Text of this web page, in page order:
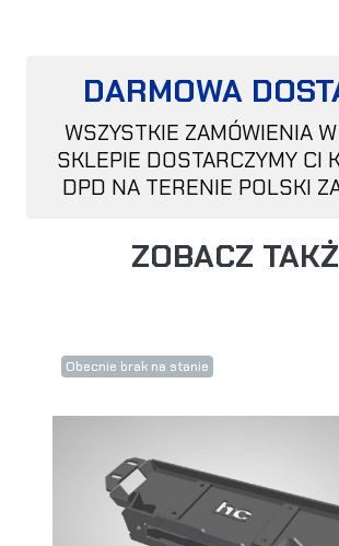
DARMOWA
WSZYSTKIE ZAMÓWIENIA
SKLEPIE DOSTARCZYMY CI
DPD NA TERENIE POLSKI
ZOBACZ
Obecnie brak na stanie